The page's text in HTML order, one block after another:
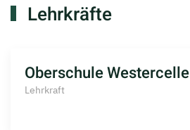
Lehrkräfte
Oberschule Westercelle
Lehrkraft